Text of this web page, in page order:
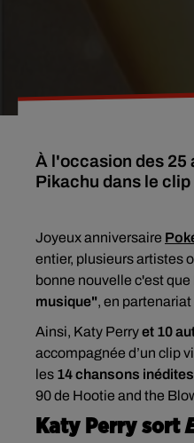
À l'occasion des 25
Pikachu dans le
Joyeux anniversaire
entier, plusieurs artistes
bonne nouvelle c'est que
musique", en
Ainsi, Katy Perryet 10
accompagnée d’un clip
les 14 chansons
90 de Hootie and the
Katy Perry sort